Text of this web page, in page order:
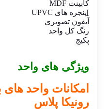
کابینت MDF
]پنجره های UPVC
آیفون تصویری
رنگ کل واحد
پکیج
ویژگی های واحد
امکانات واحد
رونیکا پلاس